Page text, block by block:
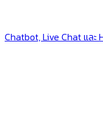
Chatbot, Live Chat และ